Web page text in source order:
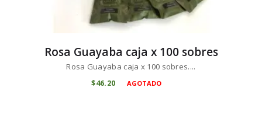
Rosa Guayaba caja x 100 sobres
Rosa Guayaba caja x 100 sobres....
$46 20 AGOTADO